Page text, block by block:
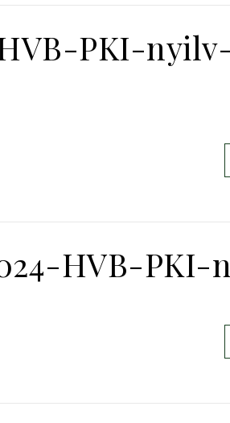
PKI-
HVB-